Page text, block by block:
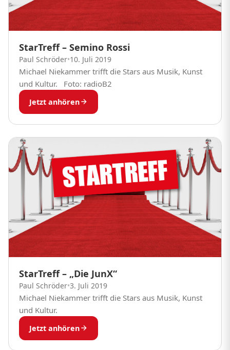
StarTreff – Semino Rossi
Paul Schröder•10. Juli 2019
Michael Niekammer trifft die Stars aus Musik, Kunst
und Kultur. Foto: radioB2
Jetzt anhören
StarTreff – „Die JunX“
Paul Schröder•3. Juli 2019
Michael Niekammer trifft die Stars aus Musik, Kunst
und Kultur.
Jetzt anhören